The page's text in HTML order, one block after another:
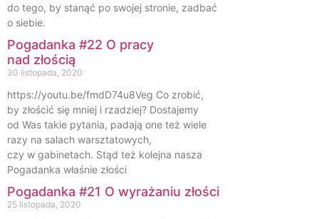
do tego, by stanąć po swojej stronie, zadbać
o siebie.
Pogadanka #22 O pracy
nad złością
30 listopada, 2020
https://youtu.be/fmdD74u8Veg Co zrobić,
by złościć się mniej i rzadziej? Dostajemy
od Was takie pytania, padają one też wiele
razy na salach warsztatowych,
czy w gabinetach. Stąd też kolejna nasza
Pogadanka właśnie złości
Pogadanka #21 O wyrażaniu złości
25 listopada, 2020